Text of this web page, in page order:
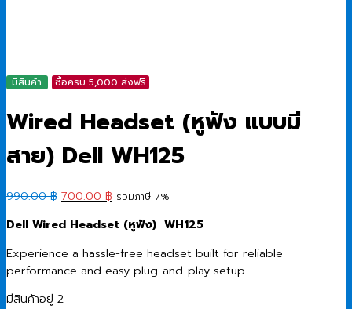
มีสินค้า ซื้อครบ 5,000 ส่งฟรี
Wired Headset (หูฟัง แบบมี
สาย) Dell WH125
990.00฿ Original
was:
990.00 ฿.
700.00 ฿ Current
is:
700.00 ฿.
รวมภาษี 7%
Dell Wired Headset (หูฟัง) WH125
Experience a hassle-free headset built for reliable
performance and easy plug-and-play setup.
มีสินค้าอยู่ 2